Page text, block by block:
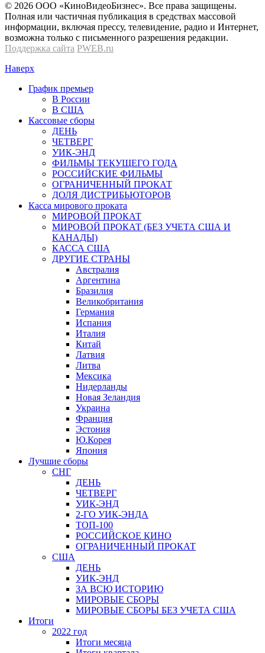
© 2026 OOО «КиноВидеоБизнес». Все права защищены.
Полная или частичная публикация в средствах массовой
информации, включая прессу, телевидение, радио и Интернет,
возможна только с письменного разрешения редакции.
Поддержка сайта PWEB.ru
Наверх
График премьер
В России
В США
Кассовые сборы
ДЕНЬ
ЧЕТВЕРГ
УИК-ЭНД
ФИЛЬМЫ ТЕКУЩЕГО ГОДА
РОССИЙСКИЕ ФИЛЬМЫ
ОГРАНИЧЕННЫЙ ПРОКАТ
ДОЛЯ ДИСТРИБЬЮТОРОВ
Касса мирового проката
МИРОВОЙ ПРОКАТ
МИРОВОЙ ПРОКАТ (БЕЗ УЧЕТА США И
КАНАДЫ)
КАССА США
ДРУГИЕ СТРАНЫ
Австралия
Аргентина
Бразилия
Великобритания
Германия
Испания
Италия
Китай
Латвия
Литва
Мексика
Нидерланды
Новая Зеландия
Украина
Франция
Эстония
Ю.Корея
Япония
Лучшие сборы
СНГ
ДЕНЬ
ЧЕТВЕРГ
УИК-ЭНД
2-ГО УИК-ЭНДА
ТОП-100
РОССИЙСКОЕ КИНО
ОГРАНИЧЕННЫЙ ПРОКАТ
США
ДЕНЬ
УИК-ЭНД
ЗА ВСЮ ИСТОРИЮ
МИРОВЫЕ СБОРЫ
МИРОВЫЕ СБОРЫ БЕЗ УЧЕТА США
Итоги
2022 год
Итоги месяца